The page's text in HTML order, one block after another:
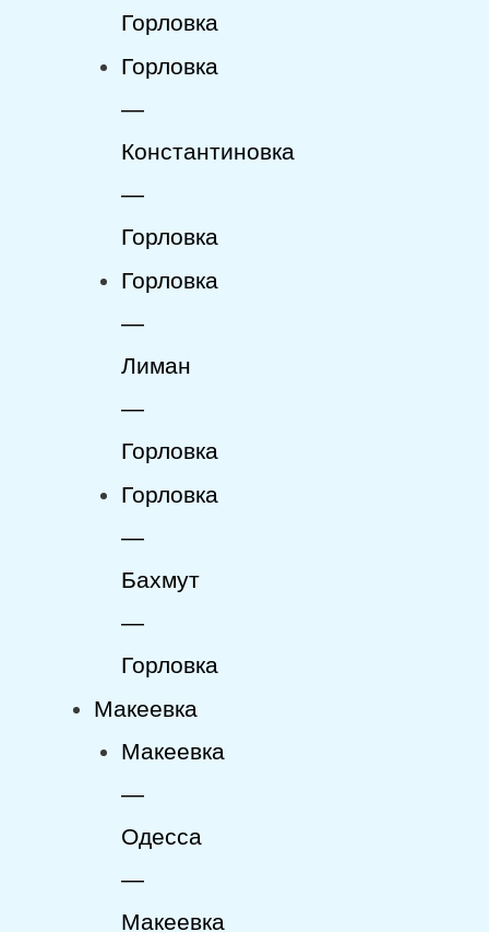
Горловка
Горловка
—
Константиновка
—
Горловка
Горловка
—
Лиман
—
Горловка
Горловка
—
Бахмут
—
Горловка
Макеевка
Макеевка
—
Одесса
—
Макеевка